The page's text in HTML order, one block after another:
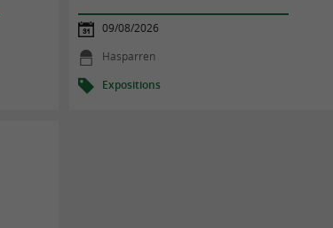
09/08/2026
Hasparren
Expositions